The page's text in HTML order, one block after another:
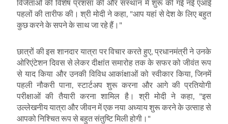
विजेताओं की विशेष प्रशंसा की और संस्थान में शुरू की गई नई एआई
पहलों की तारीफ की। श्री मोदी ने कहा , "आप यहां से देश के लिए बहुत
कुछ करने के सपने के साथ जा रहे हैं।"
छात्रों की इस शानदार यात्रा पर विचार करते हुए, प्रधानमंत्री ने उनके
ओरिएंटेशन दिवस से लेकर दीक्षांत समारोह तक के सफर को जीवंत रूप
से याद किया और उनकी विविध आकांक्षाओं को स्वीकार किया,जिनमें
पहली नौकरी पाना, स्टार्टअप शुरू करना और आगे की प्रतियोगी
परीक्षाओं की तैयारी करना शामिल है। श्री मोदी ने कहा, "इस
उल्लेखनीय यात्रा और जीवन में एक नया अध्याय शुरू करने के उत्साह से
आपको निश्चित रूप से बहुत संतुष्टि मिली होगी।"